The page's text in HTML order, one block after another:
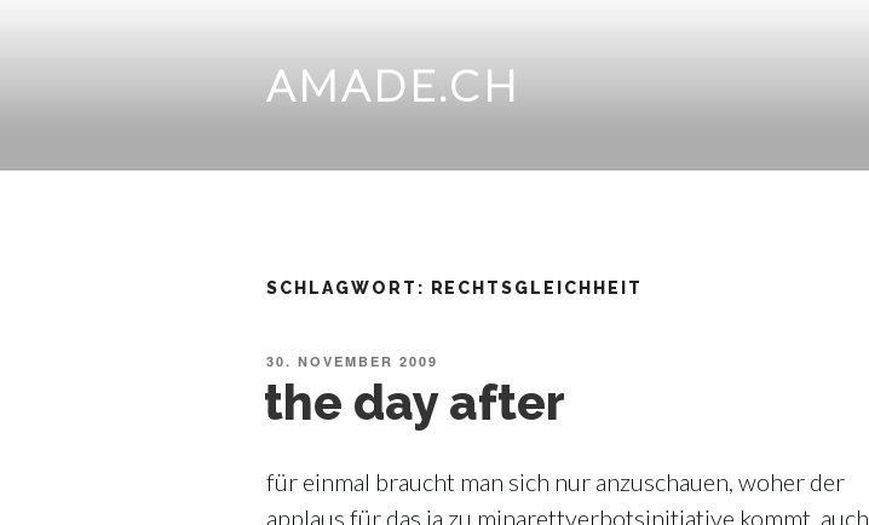
AMADE.CH
SCHLAGWORT: RECHTSGLEICHHEIT
VERÖFFENTLICHT
AM
30. NOVEMBER 2009
the day after
für einmal braucht man sich nur anzuschauen, woher der
applaus für das ja zu minarettverbotsinitiative kommt. auch